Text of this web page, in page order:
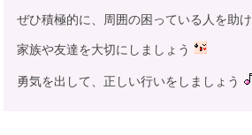
ぜひ積極的に、周囲の困っている人を助
家族や友達を大切にしましょう
勇気を出して、正しい行いをしましょう